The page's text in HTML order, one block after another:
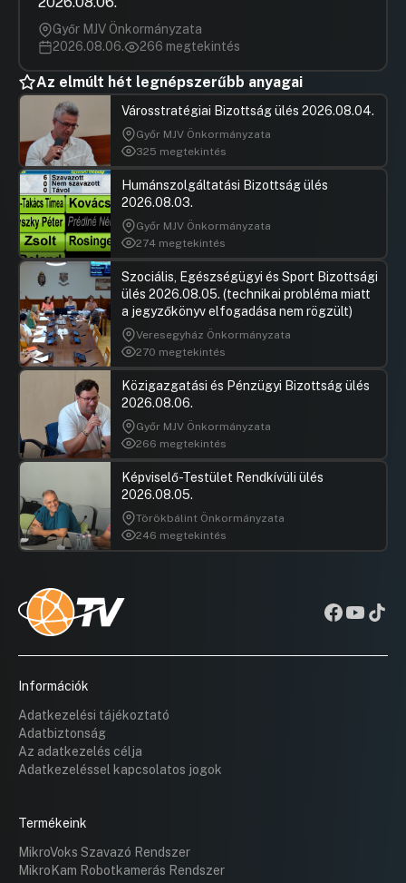
Győr MJV Önkormányzata
2026.08.06.
266 megtekintés
Az elmúlt hét legnépszerűbb anyagai
Városstratégiai Bizottság ülés 2026.08.04.
Győr MJV Önkormányzata
325 megtekintés
Humánszolgáltatási Bizottság ülés
2026.08.03.
Győr MJV Önkormányzata
274 megtekintés
Szociális, Egészségügyi és Sport Bizottsági
ülés 2026.08.05. (technikai probléma miatt
a jegyzőkönyv elfogadása nem rögzült)
Veresegyház Önkormányzata
270 megtekintés
Közigazgatási és Pénzügyi Bizottság ülés
2026.08.06.
Győr MJV Önkormányzata
266 megtekintés
Képviselő-Testület Rendkívüli ülés
2026.08.05.
Törökbálint Önkormányzata
246 megtekintés
Információk
Adatkezelési tájékoztató
Adatbiztonság
Az adatkezelés célja
Adatkezeléssel kapcsolatos jogok
Termékeink
MikroVoks Szavazó Rendszer
MikroKam Robotkamerás Rendszer